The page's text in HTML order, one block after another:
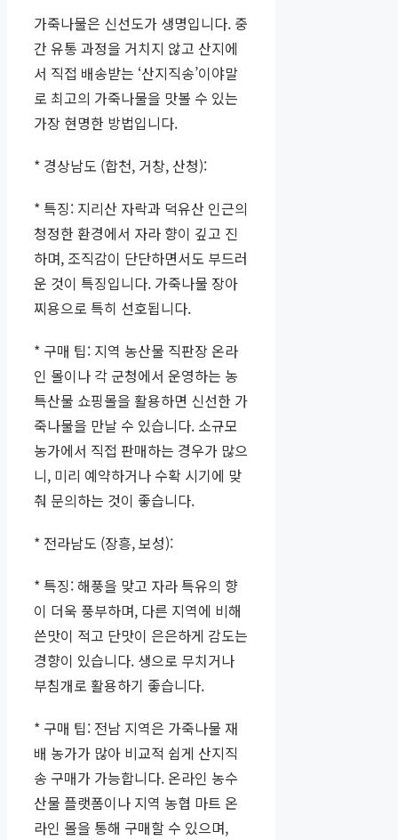
가죽나물은 신선도가 생명입니다. 중
간 유통 과정을 거치지 않고 산지에
서 직접 배송받는 ‘산지직송’이야말
로 최고의 가죽나물을 맛볼 수 있는
가장 현명한 방법입니다.
* 경상남도 (합천, 거창, 산청):
* 특징: 지리산 자락과 덕유산 인근의
청정한 환경에서 자라 향이 깊고 진
하며, 조직감이 단단하면서도 부드러
운 것이 특징입니다. 가죽나물 장아
찌용으로 특히 선호됩니다.
* 구매 팁: 지역 농산물 직판장 온라
인 몰이나 각 군청에서 운영하는 농
특산물 쇼핑몰을 활용하면 신선한 가
죽나물을 만날 수 있습니다. 소규모
농가에서 직접 판매하는 경우가 많으
니, 미리 예약하거나 수확 시기에 맞
춰 문의하는 것이 좋습니다.
* 전라남도 (장흥, 보성):
* 특징: 해풍을 맞고 자라 특유의 향
이 더욱 풍부하며, 다른 지역에 비해
쓴맛이 적고 단맛이 은은하게 감도는
경향이 있습니다. 생으로 무치거나
부침개로 활용하기 좋습니다.
* 구매 팁: 전남 지역은 가죽나물 재
배 농가가 많아 비교적 쉽게 산지직
송 구매가 가능합니다. 온라인 농수
산물 플랫폼이나 지역 농협 마트 온
라인 몰을 통해 구매할 수 있으며,